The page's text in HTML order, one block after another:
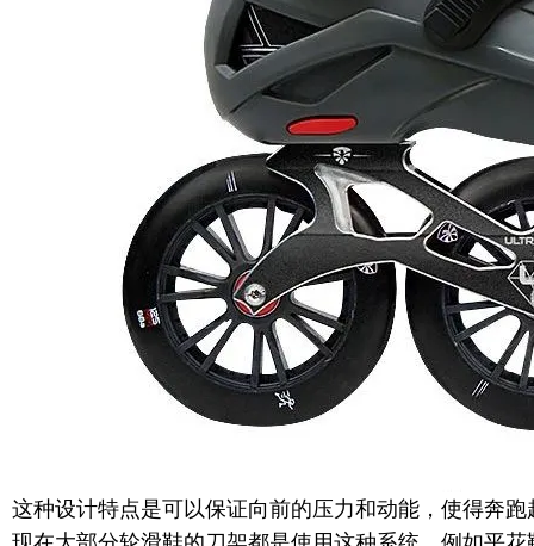
这种设计特点是可以保证向前的压力和动能，使得奔